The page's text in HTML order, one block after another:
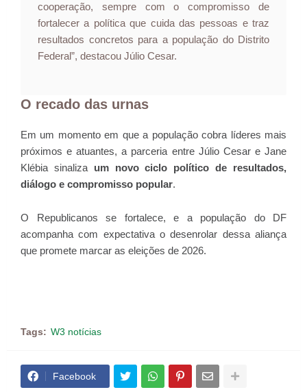
cooperação, sempre com o compromisso de
fortalecer a política que cuida das pessoas e traz
resultados concretos para a população do Distrito
Federal”, destacou Júlio Cesar.
O recado das urnas
Em um momento em que a população cobra líderes mais
próximos e atuantes, a parceria entre Júlio Cesar e Jane
Klébia sinaliza um novo ciclo político de resultados,
diálogo e compromisso popular.
O Republicanos se fortalece, e a população do DF
acompanha com expectativa o desenrolar dessa aliança
que promete marcar as eleições de 2026.
Tags: W3 notícias
Facebook